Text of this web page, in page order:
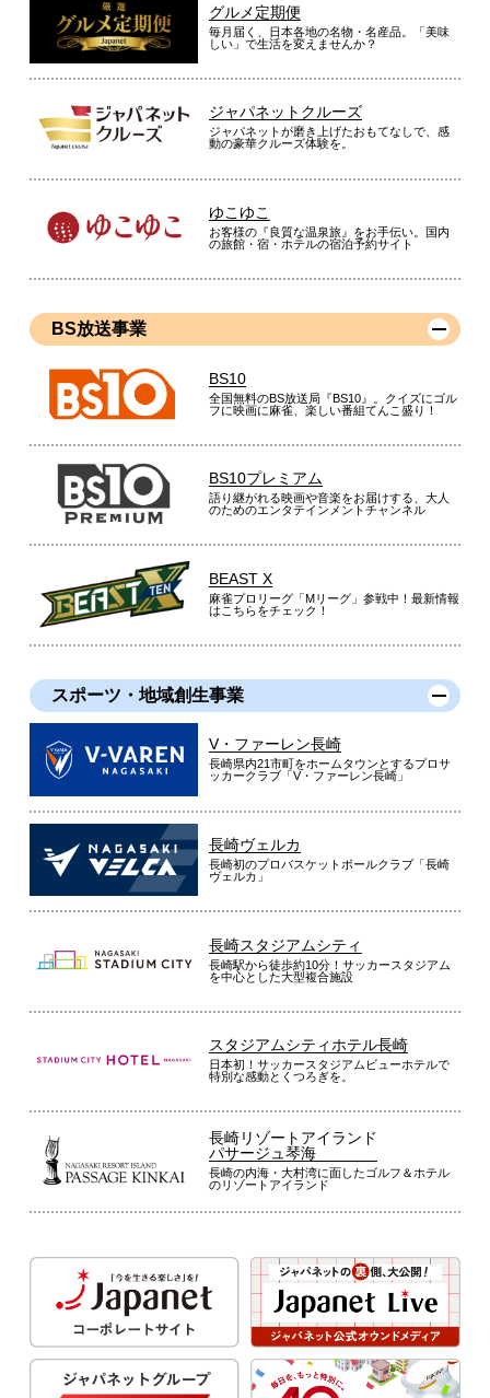
グルメ定期便
毎月届く、日本各地の名物・名産品。「美味
しい」で生活を変えませんか？
ジャパネットクルーズ
ジャパネットが磨き上げたおもてなしで、感
動の豪華クルーズ体験を。
ゆこゆこ
お客様の『良質な温泉旅』をお手伝い。国内
の旅館・宿・ホテルの宿泊予約サイト
BS放送事業
BS10
全国無料のBS放送局『BS10』。クイズにゴル
フに映画に麻雀、楽しい番組てんこ盛り！
BS10プレミアム
語り継がれる映画や音楽をお届けする、大人
のためのエンタテインメントチャンネル
BEAST X
麻雀プロリーグ「Mリーグ」参戦中！最新情報
はこちらをチェック！
スポーツ・地域創生事業
V・ファーレン長崎
長崎県内21市町をホームタウンとするプロサ
ッカークラブ「V・ファーレン長崎」
長崎ヴェルカ
長崎初のプロバスケットボールクラブ「長崎
ヴェルカ」
長崎スタジアムシティ
長崎駅から徒歩約10分！サッカースタジアム
を中心とした大型複合施設
スタジアムシティホテル長崎
日本初！サッカースタジアムビューホテルで
特別な感動とくつろぎを。
長崎リゾートアイランド
パサージュ琴海
長崎の内海・大村湾に面したゴルフ＆ホテル
のリゾートアイランド